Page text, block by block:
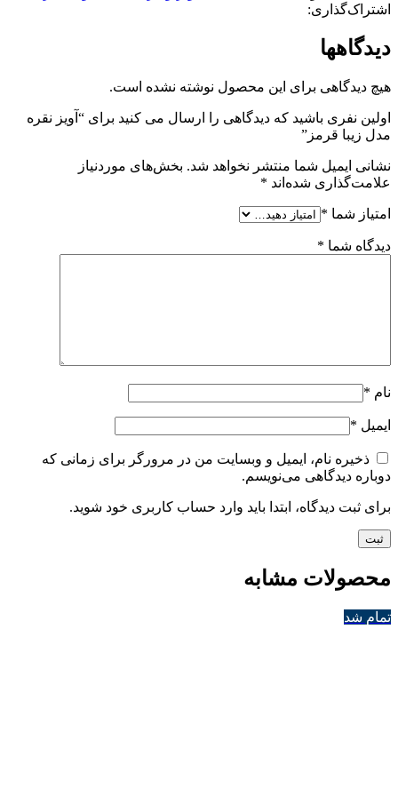
اشتراک‌گذاری:
دیدگاهها
هیچ دیدگاهی برای این محصول نوشته نشده است.
اولین نفری باشید که دیدگاهی را ارسال می کنید برای “آویز نقره
مدل زیبا قرمز”
نشانی ایمیل شما منتشر نخواهد شد. بخش‌های موردنیاز
علامت‌گذاری شده‌اند *
امتیاز شما *
دیدگاه شما *
نام *
ایمیل *
ذخیره نام، ایمیل و وبسایت من در مرورگر برای زمانی که
دوباره دیدگاهی می‌نویسم.
برای ثبت دیدگاه، ابتدا باید وارد حساب کاربری خود شوید.
محصولات مشابه
تمام شد